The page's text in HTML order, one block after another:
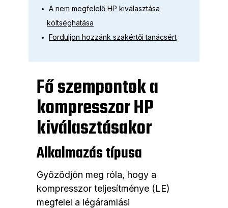
A nem megfelelő HP kiválasztása
költséghatása
Forduljon hozzánk szakértői tanácsért
Fő szempontok a
kompresszor HP
kiválasztásakor
Alkalmazás típusa
Győződjön meg róla, hogy a
kompresszor teljesítménye (LE)
megfelel a légáramlási